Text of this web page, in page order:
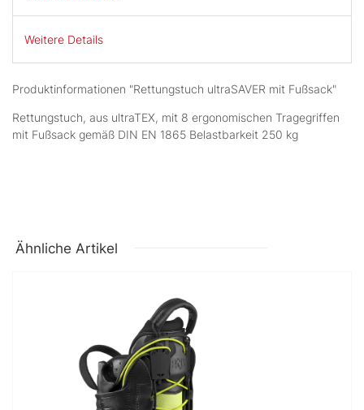
Weitere Details
Produktinformationen "Rettungstuch ultraSAVER mit Fußsack"
Rettungstuch, aus ultraTEX, mit 8 ergonomischen Tragegriffen
mit Fußsack gemäß DIN EN 1865 Belastbarkeit 250 kg
Ähnliche Artikel